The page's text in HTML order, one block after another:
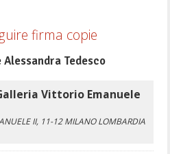
firma copie
Tedesco
Vittorio Emanuele
II, 11-12MILANO LOMBARDIA